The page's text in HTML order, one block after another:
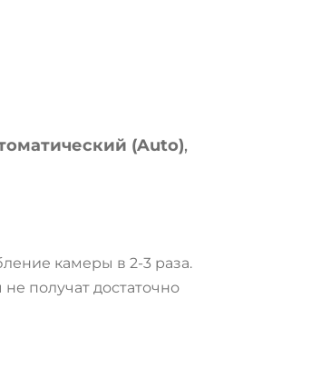
(Auto),
камеры в 2-3 раза.
получат достаточно